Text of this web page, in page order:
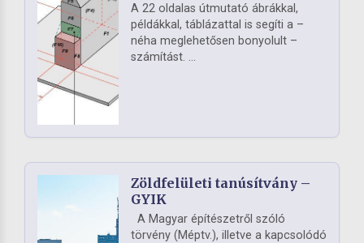
A 22 oldalas útmutató ábrákkal,
példákkal, táblázattal is segíti a –
néha meglehetősen bonyolult –
számítást. ...
Zöldfelületi tanúsítvány –
GYIK
A Magyar építészetről szóló
törvény (Méptv.), illetve a kapcsolódó